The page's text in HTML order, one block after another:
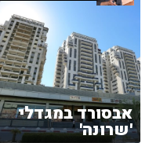
אבסורד במגדלי
'שרונה'